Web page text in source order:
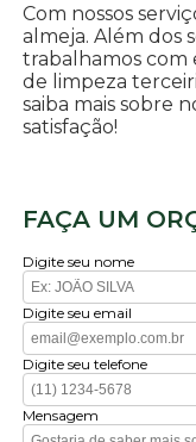
Com nossos
almeja. Além dos
trabalhamos com
de limpeza
saiba mais sobre
satisfação!
FAÇA UM
Digite seu nome
Digite seu email
Digite seu telefone
Mensagem